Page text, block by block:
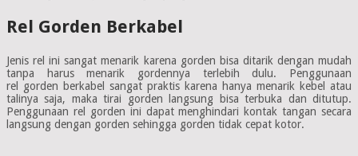
Rel Gorden Berkabel
Jenis rel ini sangat menarik karena gorden bisa ditarik dengan mudah
tanpa harus menarik gordennya terlebih dulu. Penggunaan
rel gorden berkabel sangat praktis karena hanya menarik kebel atau
talinya saja, maka tirai gorden langsung bisa terbuka dan ditutup.
Penggunaan rel gorden ini dapat menghindari kontak tangan secara
langsung dengan gorden sehingga gorden tidak cepat kotor.